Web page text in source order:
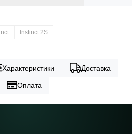
Instinct 2S
Характеристики Доставка
Оплата